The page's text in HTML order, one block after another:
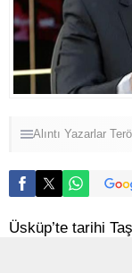
Alıntı Yazarlar
Üsküp’te tarihi